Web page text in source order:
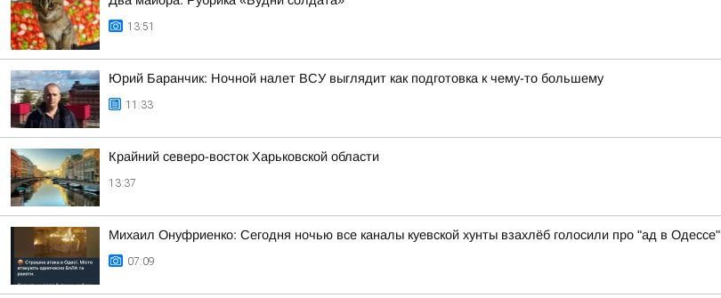
13:51
Юрий Баранчик: Ночной налет ВСУ выглядит как подготовка к чему-то большему
11:33
Крайний северо-восток Харьковской области
13:37
Михаил Онуфриенко: Сегодня ночью все каналы куевской хунты взахлёб голосили про "ад в Одессе"
07:09